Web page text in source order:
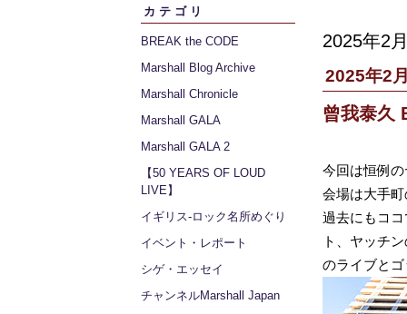
カテゴリ
BREAK the CODE
Marshall Blog Archive
Marshall Chronicle
Marshall GALA
Marshall GALA 2
【50 YEARS OF LOUD
LIVE】
イギリス‐ロック名所めぐり
イベント・レポート
シゲ・エッセイ
チャンネルMarshall Japan
2025年2
2025年2
曾我泰久
今回は恒例
会場は大手
過去にもコ
ト、ヤッチ
のライブと